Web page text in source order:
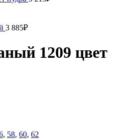
3 885₽
1209 цвет
, 58, 60, 62